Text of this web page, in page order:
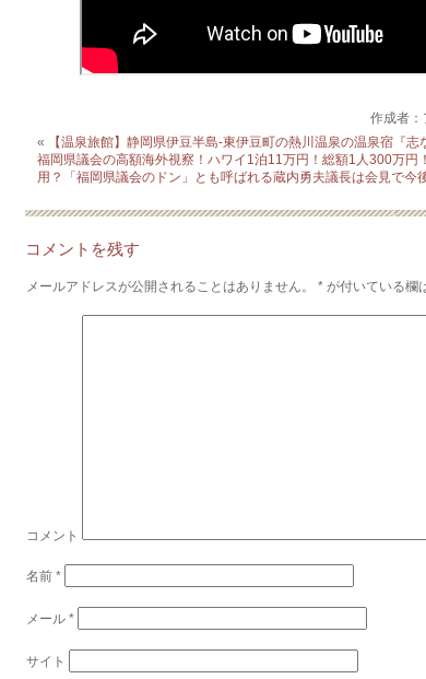
作成者：
«
【温泉旅館】静岡県伊豆半島‐東伊豆町の熱川温泉の温泉宿『
福岡県議会の高額海外視察！ハワイ1泊11万円！総額1人300万円
用？「福岡県議会のドン」とも呼ばれる蔵内勇夫議長は会見で今
コメントを残す
メールアドレスが公開されることはありません。 * が付いている欄
コメント
名前*
メール*
サイト